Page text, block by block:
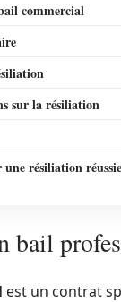
commercial
sur la résiliation
résiliation réussie
bail
est un contrat